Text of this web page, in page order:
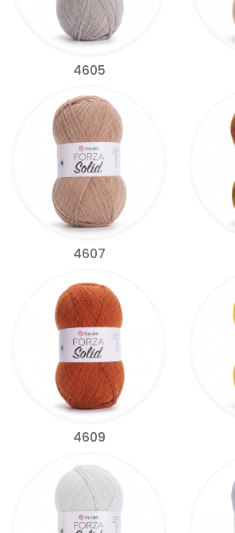
4605
4607
4609